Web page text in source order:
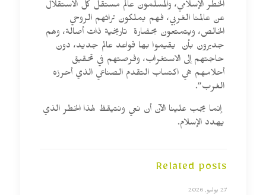
الخطر الإسلامي، والمسلمون عالم مستقل كل الاستقلال
عن عالمنا الغربي، فهم يملكون تراثهم الروحي
الخالص، ويتمتعون بحضارة تاريخية ذات أصالة، وهم
جديرون بأن يقيموا بها قواعد عالم جديد، دون
حاجتهم إلى الاستغراب، وفرصتهم في تحقيق
أحلامهم هي اكتساب التقدم الصناعي الذي أحرزه
الغرب”.
إنما يجب علينا الآن أن نعي ونتيقظ لهذا الخطر الذي
يهدد الإسلام.
Related posts
27 يوليو, 2026